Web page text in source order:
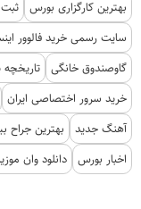
بهترین کارگزاری بورس
سایت رسمی خرید فالوور
گاوصندوق خانگی
خرید سرور اختصاصی ایران
آهنگ جدید
بهترین جراح
اخبار بورس
دانلود وان